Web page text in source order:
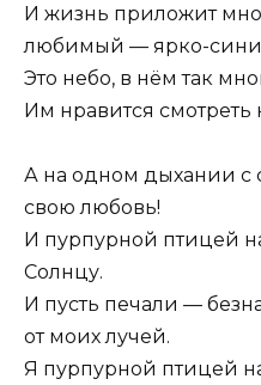
И жизнь приложит
любимый — ярко-
Это небо, в нём так
Им нравится смотреть
А на одном дыхании с
свою любовь!
И пурпурной птицей
Солнцу.
И пусть печали —
от моих лучей.
Я пурпурной птицей